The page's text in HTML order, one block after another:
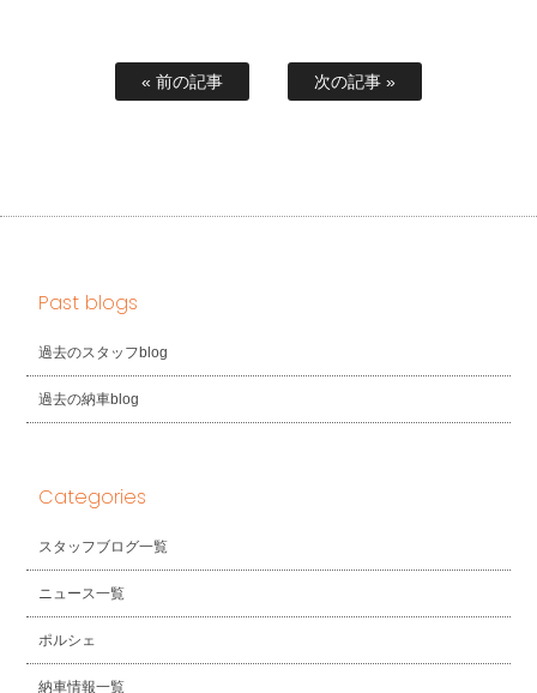
« 前の記事 次の記事 »
Past blogs
過去のスタッフblog
過去の納車blog
Categories
スタッフブログ一覧
ニュース一覧
ポルシェ
納車情報一覧